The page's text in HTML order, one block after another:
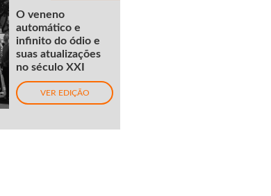
O veneno
automático e
infinito do ódio e
suas atualizações
no século XXI
VER EDIÇÃO